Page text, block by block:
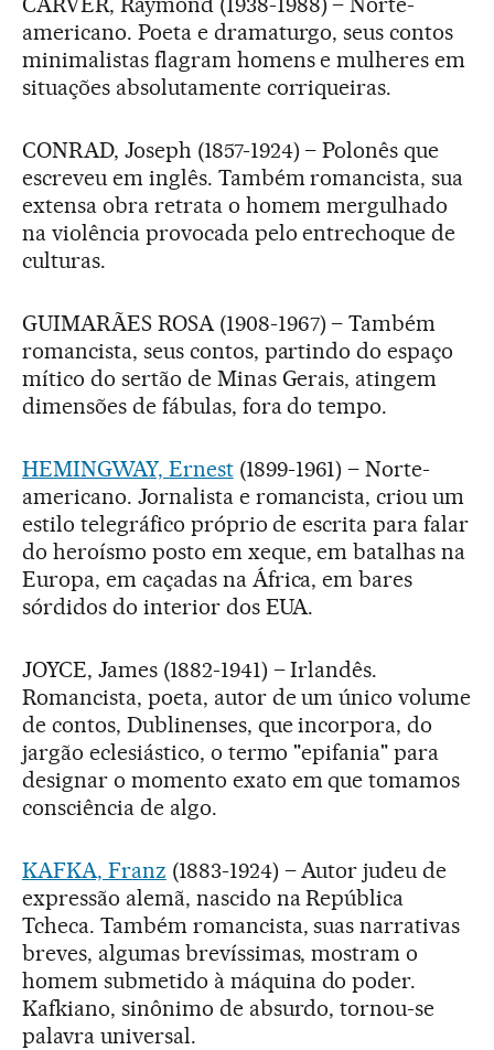
americano. Poeta e dramaturgo, seus contos
minimalistas flagram homens e mulheres em
situações absolutamente corriqueiras.
CONRAD, Joseph (1857-1924) – Polonês que
escreveu em inglês. Também romancista, sua
extensa obra retrata o homem mergulhado
na violência provocada pelo entrechoque de
culturas.
GUIMARÃES ROSA (1908-1967) – Também
romancista, seus contos, partindo do espaço
mítico do sertão de Minas Gerais, atingem
dimensões de fábulas, fora do tempo.
HEMINGWAY, Ernest(1899-1961) – Norte-
americano. Jornalista e romancista, criou um
estilo telegráfico próprio de escrita para falar
do heroísmo posto em xeque, em batalhas na
Europa, em caçadas na África, em bares
sórdidos do interior dos EUA.
JOYCE, James (1882-1941) – Irlandês.
Romancista, poeta, autor de um único volume
de contos, Dublinenses, que incorpora, do
jargão eclesiástico, o termo "epifania" para
designar o momento exato em que tomamos
consciência de algo.
KAFKA, Franz (1883-1924) – Autor judeu de
expressão alemã, nascido na República
Tcheca. Também romancista, suas narrativas
breves, algumas brevíssimas, mostram o
homem submetido à máquina do poder.
Kafkiano, sinônimo de absurdo, tornou-se
palavra universal.